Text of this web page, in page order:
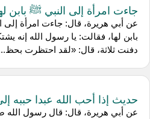
جاءت امرأة إلى النبي ﷺ بابن
عن أبي هريرة، قال: جاءت امرأة إلى
بابن لها، فقالت: يا رسول الله إنه
دفنت ثلاثة، قال: «لقد احتظرت
حديث إذا أحب الله عبدا حببه
عن أبي هريرة، قال: قال رسول الله